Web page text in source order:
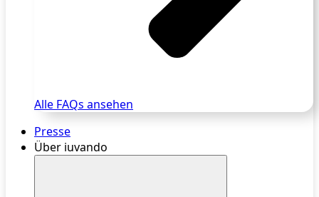
Alle FAQs ansehen
Presse
Über iuvando